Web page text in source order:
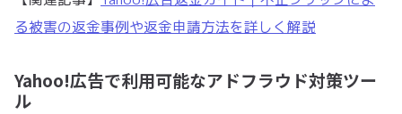
る被害の返金事例や返金申請方法を詳しく解説
Yahoo!広告で利用可能なアドフラウド対策ツー
ル